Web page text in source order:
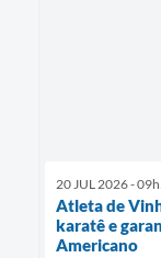
20 JUL 2026 -
Atleta de
karatê e
Americano